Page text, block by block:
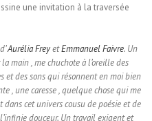
une invitation à la traversée
Aurélia FreyetEmmanuel Faivre. Un
main , me chuchote à l’oreille des
et des sons qui résonnent en moi bien
, une caresse , quelque chose qui me
dans cet univers cousu de poésie et de
douceur. Un travail exigent et